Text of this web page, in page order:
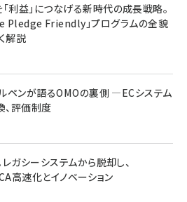
利益」につなげる新時代の成長戦略。
Friendly」プログラムの全貌
解説
ペンが語るOMOの裏側 ―ECシステム
、評価制度
ガシーシステムから脱却し、
高速化とイノベーション